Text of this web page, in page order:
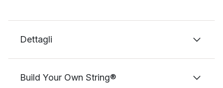
Dettagli
Build Your Own String®